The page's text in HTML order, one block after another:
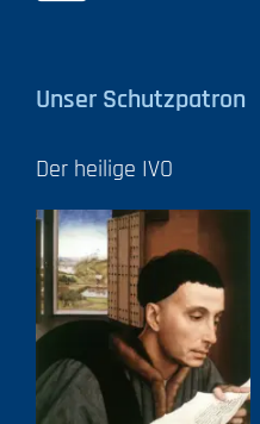
Unser Schutzpatron
Der heilige IVO